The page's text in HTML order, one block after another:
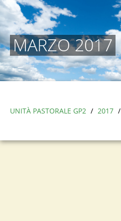
MARZO 2017
UNITÀ PASTORALE GP2 / 2017 /